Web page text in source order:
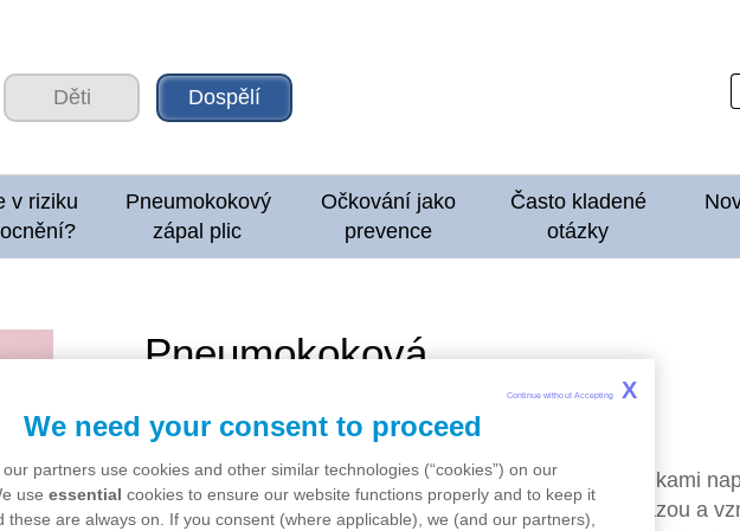
Děti Dospělí
v riziku
Pneumokokový
zápal plic
Očkování jako
prevence
Často kladené
otázky
Pneumokoková
onemocnění u dospělých
BakterieStreptococcus pneumoniaese přenáší kapénkami
nebo kýcháním. Inkubační doba (tedy doba mezi nákazou a
We need your consent to proceed
partners use cookies and other similar technologies (“cookies”) on our
useessential cookies to ensure our website functions properly and to keep it
these are always on. If you consent (where applicable), we (and our partners),
Continue without Accepting X